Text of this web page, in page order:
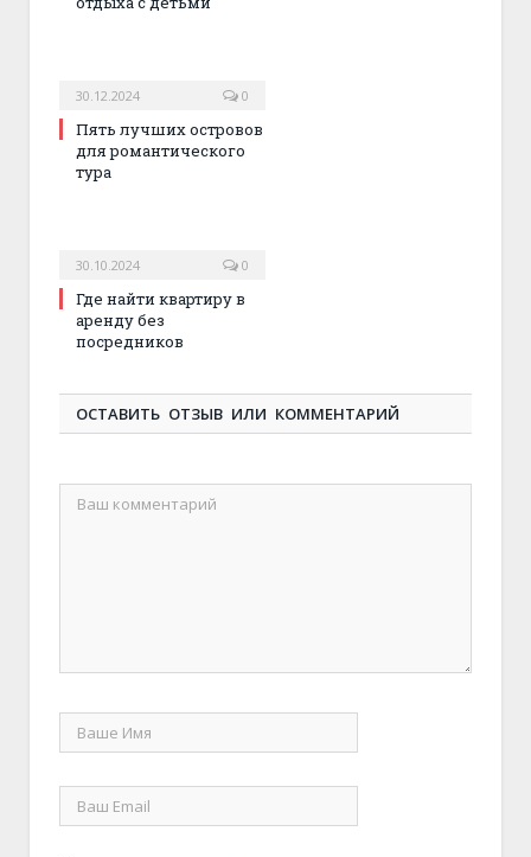
30.12.2024 0
Пять лучших островов
для романтического
тура
30.10.2024 0
Где найти квартиру в
аренду без
посредников
ОСТАВИТЬ ОТЗЫВ ИЛИ КОММЕНТАРИЙ